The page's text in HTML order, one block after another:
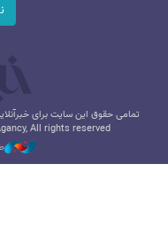
تمامی حقوق این سایت برای
All rights reserved